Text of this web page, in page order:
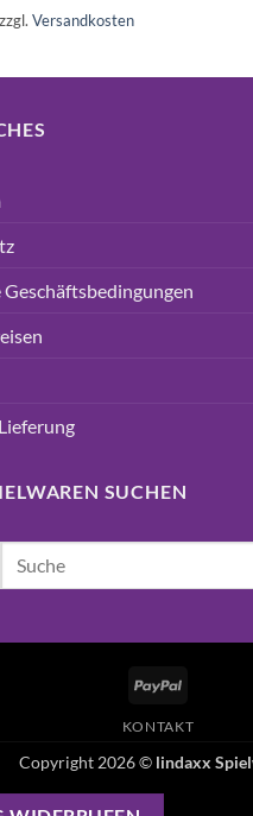
zzgl. Versandkosten
SUCHEN
PayPal
KONTAKT
Copyright 2026 © lindaxx